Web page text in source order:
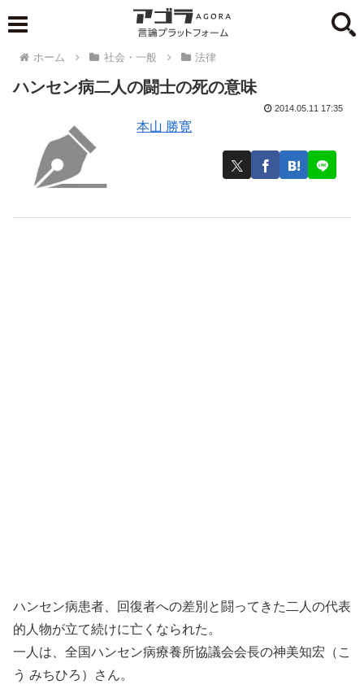
ホーム 社会・一般 法律
ハンセン病二人の闘士の死の意味
本山 勝寛
2014.05.11 17:35
ハンセン病患者、回復者への差別と闘ってきた二人の代表
的人物が立て続けに亡くなられた。
一人は、全国ハンセン病療養所協議会会長の神美知宏（こ
う みちひろ）さん。